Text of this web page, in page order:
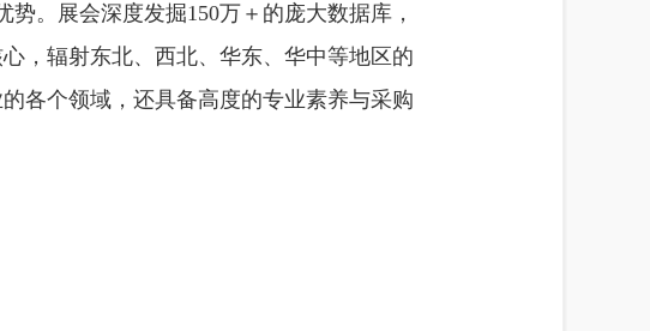
。展会深度发掘150万＋的庞大数据库，
，辐射东北、西北、华东、华中等地区的
各个领域，还具备高度的专业素养与采购